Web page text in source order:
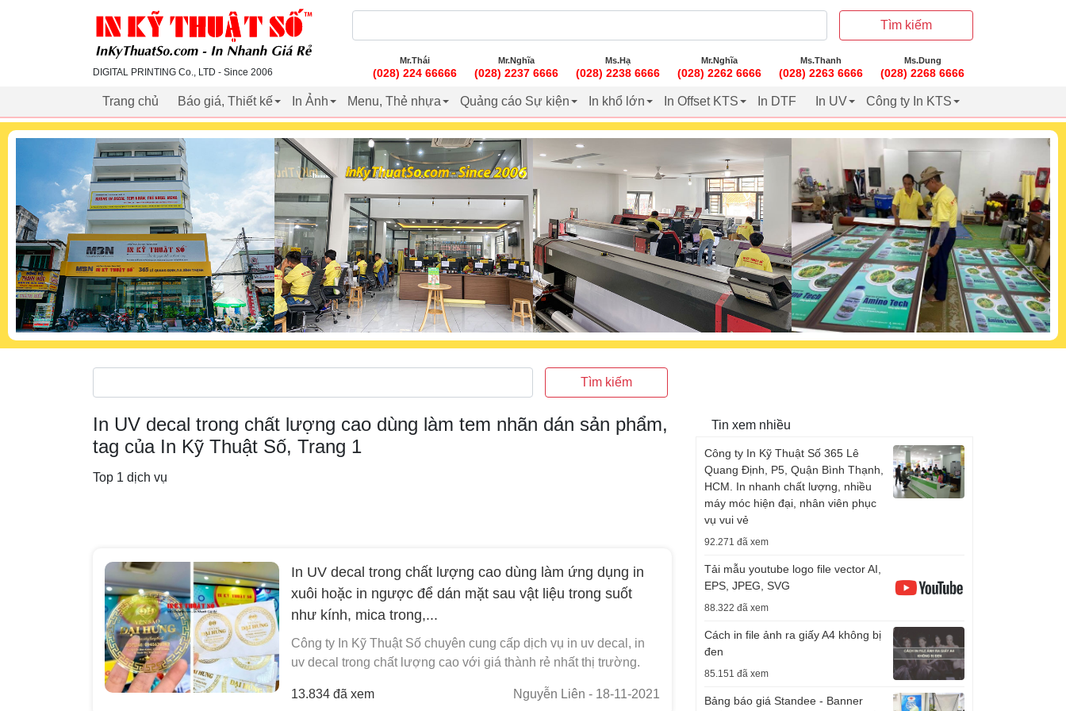
inkythuatso.com
DIGITAL PRINTING Co., LTD - Since 2006
Tìm kiếm
Mr.Thái
(028) 224 66666
Mr.Nghĩa
(028) 2237 6666
Ms.Hạ
(028) 2238 6666
Mr.Nghĩa
(028) 2262 6666
Ms.Thanh
(028) 2263 6666
Ms.Dung
(028) 2268 6666
Trang chủ Báo giá, Thiết kế In Ảnh Menu, Thẻ nhựa Quảng cáo Sự kiện In khổ lớn In Offset KTS In DTF In UV Công ty In KTS
Tìm kiếm
In UV decal trong chất lượng cao dùng làm tem nhãn dán sản phẩm,
tag của In Kỹ Thuật Số, Trang 1
Top 1 dịch vụ
In UV decal trong chất lượng cao dùng làm ứng dụng in
xuôi hoặc in ngược để dán mặt sau vật liệu trong suốt
như kính, mica trong,...
Công ty In Kỹ Thuật Số chuyên cung cấp dịch vụ in uv decal, in
uv decal trong chất lượng cao với giá thành rẻ nhất thị trường.
13.834 đã xem Nguyễn Liên - 18-11-2021
Tin xem nhiều
Công ty In Kỹ Thuật Số 365 Lê
Quang Định, P5, Quận Bình Thạnh,
HCM. In nhanh chất lượng, nhiều
máy móc hiện đại, nhân viên phục
vụ vui vẻ
92.271 đã xem
Tải mẫu youtube logo file vector AI,
EPS, JPEG, SVG
88.322 đã xem
Cách in file ảnh ra giấy A4 không bị
đen
85.151 đã xem
Bảng báo giá Standee - Banner